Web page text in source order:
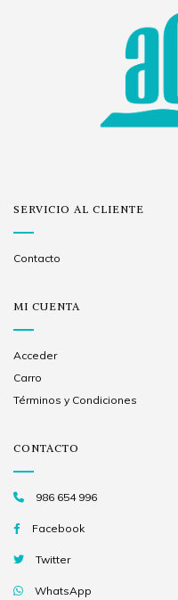
SERVICIO AL CLIENTE
Contacto
MI CUENTA
Acceder
Carro
Términos y Condiciones
CONTACTO
986 654 996
Facebook
Twitter
WhatsApp